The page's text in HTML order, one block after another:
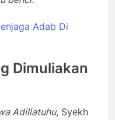
Adab Di
Dimuliakan
Adillatuhu, Syekh